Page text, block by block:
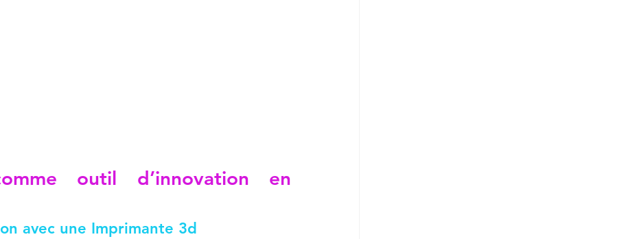
outil d’innovation en
avec une Imprimante 3d